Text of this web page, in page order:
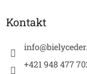
Kontakt
info@
+421 948 477